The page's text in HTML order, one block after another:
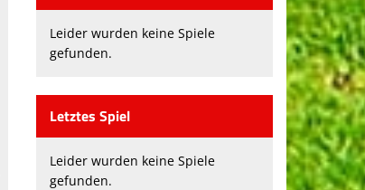
Leider wurden keine Spiele
gefunden.
Letztes Spiel
Leider wurden keine Spiele
gefunden.